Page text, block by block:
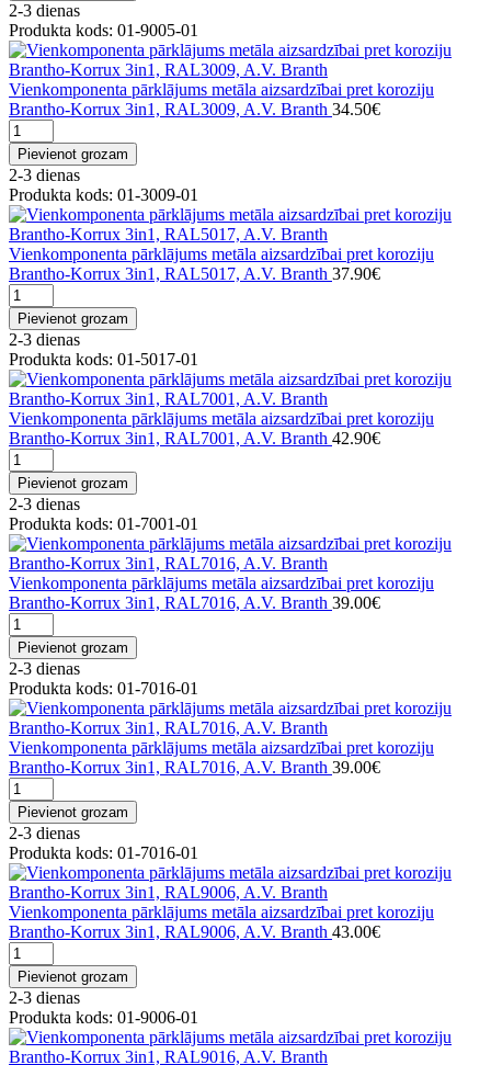
2-3 dienas
Produkta kods: 01-9005-01
Vienkomponenta pārklājums metāla aizsardzībai pret koroziju
Brantho-Korrux 3in1, RAL3009, A.V. Branth 34.50€
Pievienot grozam
2-3 dienas
Produkta kods: 01-3009-01
Vienkomponenta pārklājums metāla aizsardzībai pret koroziju
Brantho-Korrux 3in1, RAL5017, A.V. Branth 37.90€
Pievienot grozam
2-3 dienas
Produkta kods: 01-5017-01
Vienkomponenta pārklājums metāla aizsardzībai pret koroziju
Brantho-Korrux 3in1, RAL7001, A.V. Branth 42.90€
Pievienot grozam
2-3 dienas
Produkta kods: 01-7001-01
Vienkomponenta pārklājums metāla aizsardzībai pret koroziju
Brantho-Korrux 3in1, RAL7016, A.V. Branth 39.00€
Pievienot grozam
2-3 dienas
Produkta kods: 01-7016-01
Vienkomponenta pārklājums metāla aizsardzībai pret koroziju
Brantho-Korrux 3in1, RAL7016, A.V. Branth 39.00€
Pievienot grozam
2-3 dienas
Produkta kods: 01-7016-01
Vienkomponenta pārklājums metāla aizsardzībai pret koroziju
Brantho-Korrux 3in1, RAL9006, A.V. Branth 43.00€
Pievienot grozam
2-3 dienas
Produkta kods: 01-9006-01